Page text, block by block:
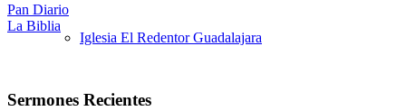
Iglesia El Redentor Guadalajara
Pan Diario
La Biblia
Sermones Recientes